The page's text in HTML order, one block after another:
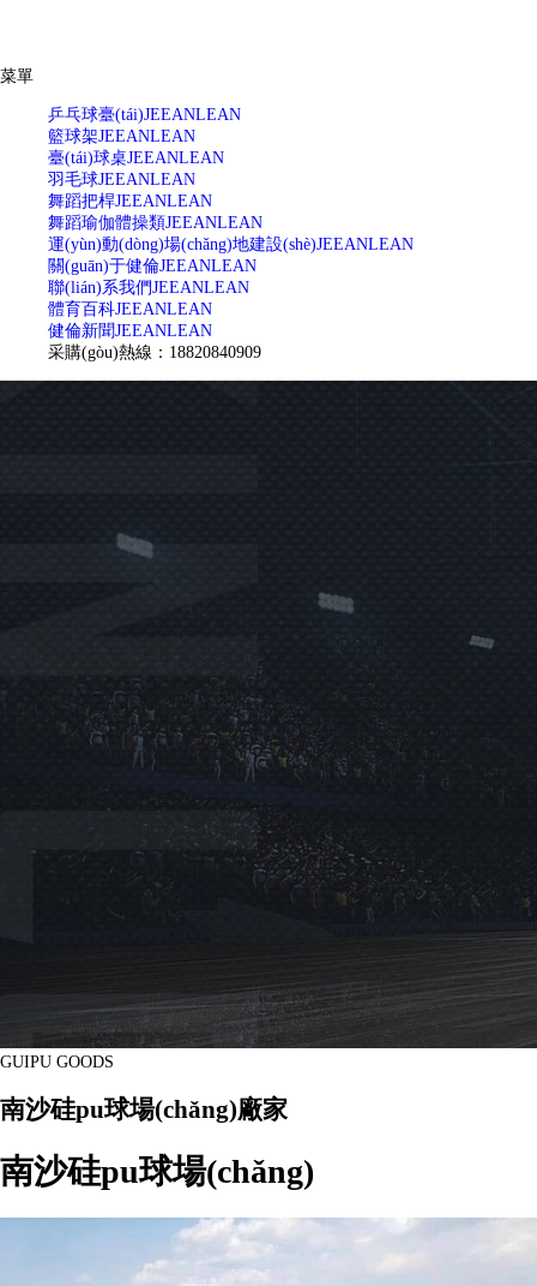
菜單
乒乓球臺(tái)JEEANLEAN
籃球架JEEANLEAN
臺(tái)球桌JEEANLEAN
羽毛球JEEANLEAN
舞蹈把桿JEEANLEAN
舞蹈瑜伽體操類JEEANLEAN
運(yùn)動(dòng)場(chǎng)地建設(shè)JEEANLEAN
關(guān)于健倫JEEANLEAN
聯(lián)系我們JEEANLEAN
體育百科JEEANLEAN
健倫新聞JEEANLEAN
采購(gòu)熱線：18820840909
GUIPU GOODS
南沙硅pu球場(chǎng)廠家
南沙硅pu球場(chǎng)